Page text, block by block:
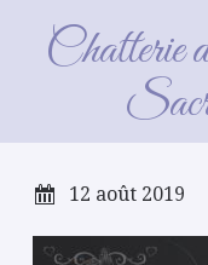
Chatterie
12 août 2019